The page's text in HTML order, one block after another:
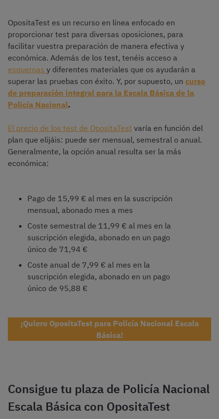
OpositaTest es un recurso en línea enfocado en
proporcionar test para diversas oposiciones, para
facilitar vuestra preparación de manera efectiva y
económica. Además de los test, tenéis acceso a
esquemas y diferentes materiales que os ayudarán a
superar las pruebas con éxito. Y, por supuesto, un curso
de preparación integral para la Escala Básica de la
Policía Nacional.
El precio de los test de OpositaTest varía en función del
plan que elijáis: puede ser mensual, semestral o anual.
Generalmente, la opción anual resulta ser la más
económica:
Pago de 15,99 € al mes en la suscripción
mensual, abonado mes a mes
Coste semestral de 11,99 € al mes en la
suscripción elegida, abonado en un pago
único de 71,94 €
Coste anual de 7,99 € al mes en la
suscripción elegida, abonado en un pago
único de 95,88 €
¡Quiero OpositaTest para Policía Nacional Escala
Básica!
Consigue tu plaza de Policía Nacional
Escala Básica con OpositaTest